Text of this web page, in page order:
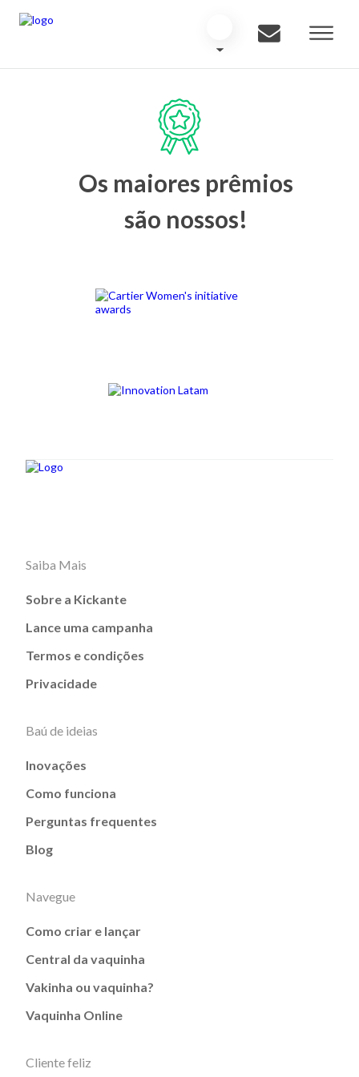
Os maiores prêmios
são nossos!
Saiba Mais
Sobre a Kickante
Lance uma campanha
Termos e condições
Privacidade
Baú de ideias
Inovações
Como funciona
Perguntas frequentes
Blog
Navegue
Como criar e lançar
Central da vaquinha
Vakinha ou vaquinha?
Vaquinha Online
Cliente feliz